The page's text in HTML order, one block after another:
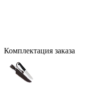
Комплектация заказа